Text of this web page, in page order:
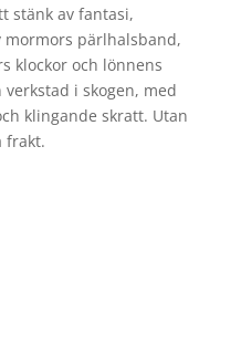
stänk av fantasi,
mormors pärlhalsband,
klockor och lönnens
i skogen, med
klingande skratt. Utan
frakt.